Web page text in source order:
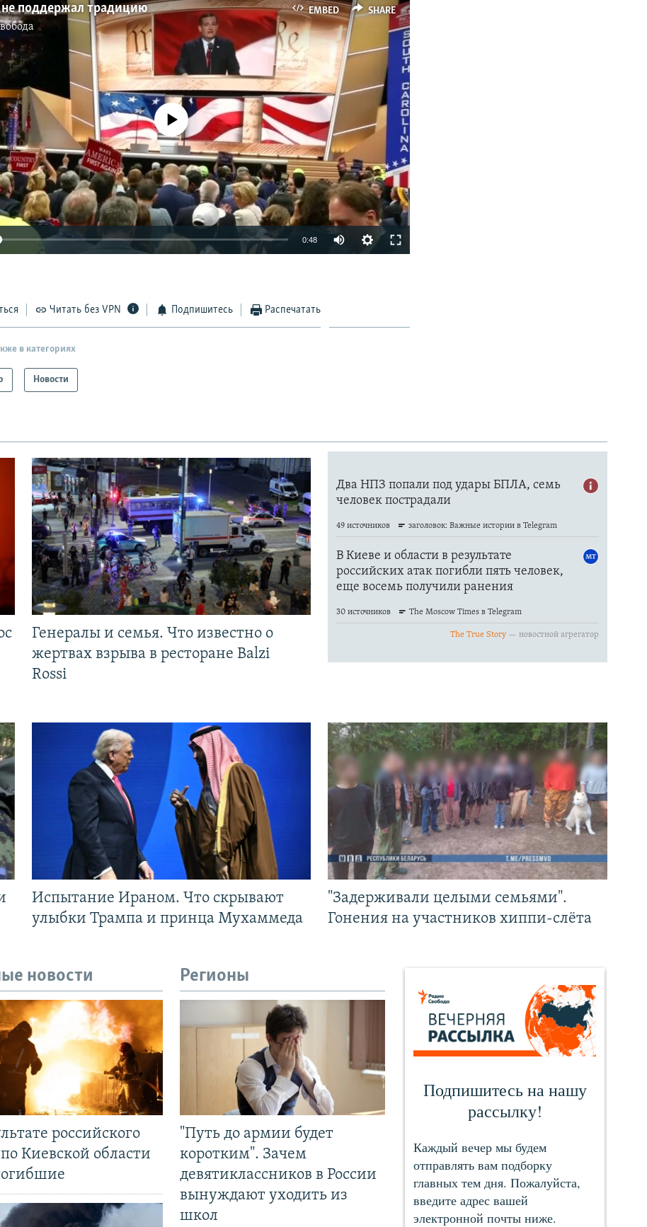
EMBED SHARE
не поддержал традицию
No media source currently available
0:48
Читать без VPN Подпишитесь Распечатать
в категориях
Новости
Генералы и семья. Что известно о
жертвах взрыва в ресторане Balzi
Rossi
Испытание Ираном. Что скрывают
улыбки Трампа и принца Мухаммеда
"Задерживали целыми семьями".
Гонения на участников хиппи-слёта
новости
российского
Киевской области
Регионы
"Путь до армии будет
коротким". Зачем
девятиклассников в России
вынуждают уходить из
школ